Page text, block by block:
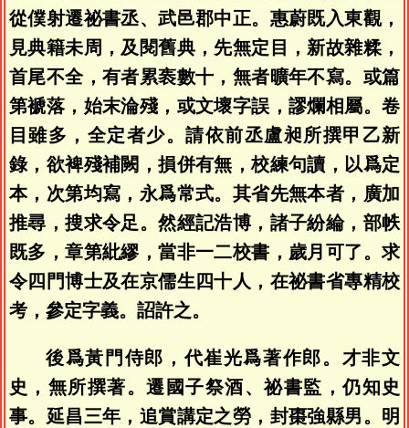
從僕射遷祕書丞、武邑郡中正。惠蔚既入東觀，
見典籍未周，及閱舊典，先無定目，新故雜糅，
首尾不全，有者累袠數十，無者曠年不寫。或篇
第褫落，始末淪殘，或文壞字誤，謬爛相屬。卷
目雖多，全定者少。請依前丞盧昶所撰甲乙新
錄，欲裨殘補闕，損併有無，校練句讀，以爲定
本，次第均寫，永爲常式。其省先無本者，廣加
推尋，搜求令足。然經記浩博，諸子紛綸，部帙
既多，章第紕繆，當非一二校書，歲月可了。求
令四門博士及在京儒生四十人，在祕書省專精校
考，參定字義。詔許之。
後爲黃門侍郎，代崔光爲著作郎。才非文
史，無所撰著。遷國子祭酒、祕書監，仍知史
事。延昌三年，追賞講定之勞，封棗強縣男。明